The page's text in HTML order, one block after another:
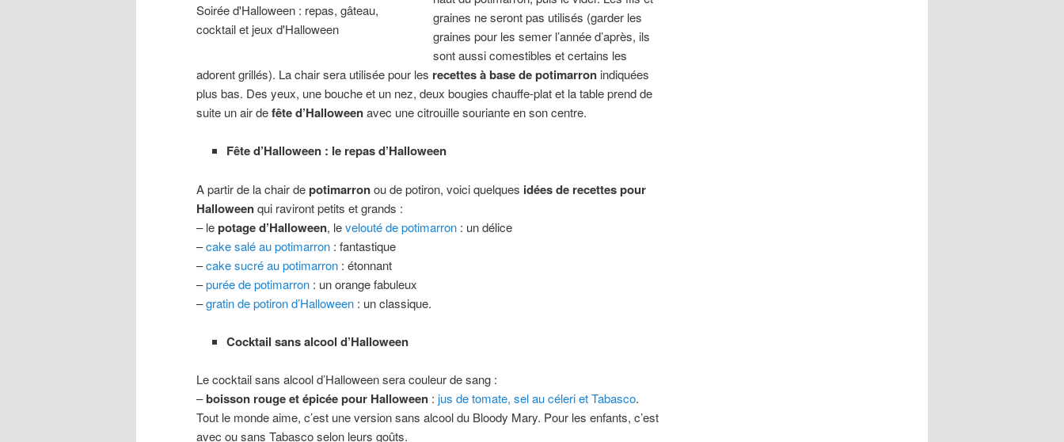
Soirée d'Halloween : repas, gâteau,
cocktail et jeux d'Halloween
graines ne seront pas utilisés (garder les
graines pour les semer l’année d’après, ils
sont aussi comestibles et certains les
adorent grillés). La chair sera utilisée pour les recettes à base de potimarron indiquées
plus bas. Des yeux, une bouche et un nez, deux bougies chauffe-plat et la table prend de
suite un air defête d’Halloweenavec une citrouille souriante en son centre.
Fête d’Halloween : le repas d’Halloween
A partir de la chair depotimarronou de potiron, voici quelques idées de recettes pour
Halloweenqui raviront petits et grands :
– lepotage d’Halloween, levelouté de potimarron : un délice
–cake salé au potimarron : fantastique
–cake sucré au potimarron : étonnant
–purée de potimarron : un orange fabuleux
–gratin de potiron d’Halloween : un classique.
Cocktail sans alcool d’Halloween
Le cocktail sans alcool d’Halloween sera couleur de sang :
–boisson rouge et épicée pour Halloween : jus de tomate, sel au céleri et Tabasco.
Tout le monde aime, c’est une version sans alcool du Bloody Mary. Pour les enfants, c’est
avec ou sans Tabasco selon leurs goûts.